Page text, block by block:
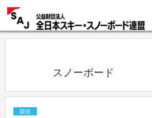
            スノーボード
競技